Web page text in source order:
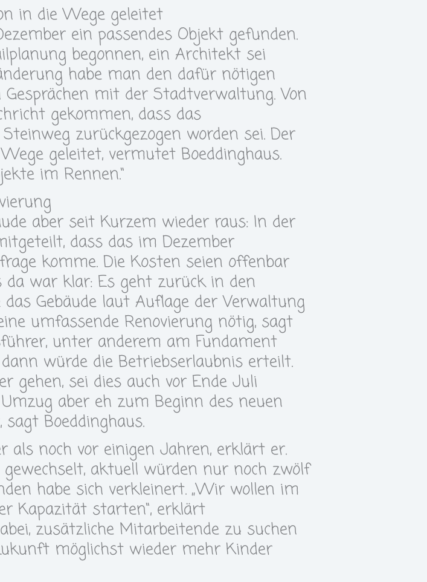
in die Wege geleitet
ein passendes Objekt gefunden.
begonnen, ein Architekt sei
habe man den dafür nötigen
mit der Stadtverwaltung. Von
gekommen, dass das
zurückgezogen worden sei. Der
geleitet, vermutet Boeddinghaus.
im Rennen.“
aber seit Kurzem wieder raus: In der
dass das im Dezember
komme. Die Kosten seien offenbar
da war klar: Es geht zurück in den
Gebäude laut Auflage der Verwaltung
umfassende Renovierung nötig, sagt
unter anderem am Fundament
würde die Betriebserlaubnis erteilt.
gehen, sei dies auch vor Ende Juli
aber eh zum Beginn des neuen
Boeddinghaus.
als noch vor einigen Jahren, erklärt er.
aktuell würden nur noch zwölf
habe sich verkleinert. „Wir wollen im
Kapazität starten“, erklärt
zusätzliche Mitarbeitende zu suchen
möglichst wieder mehr Kinder